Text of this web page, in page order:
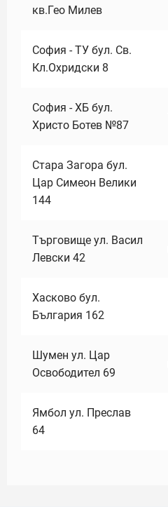
кв.Гео Милев
София - ТУ бул. Св.
Кл.Охридски 8
София - ХБ бул.
Христо Ботев №87
Стара Загора бул.
Цар Симеон Велики
144
Търговище ул. Васил
Левски 42
Хасково бул.
България 162
Шумен ул. Цар
Освободител 69
Ямбол ул. Преслав
64